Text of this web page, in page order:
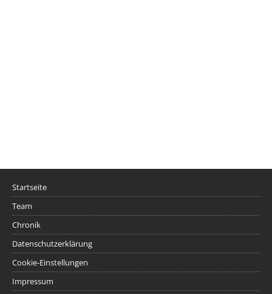
Startseite
Team
Chronik
Datenschutzerklärung
Cookie-Einstellungen
Impressum